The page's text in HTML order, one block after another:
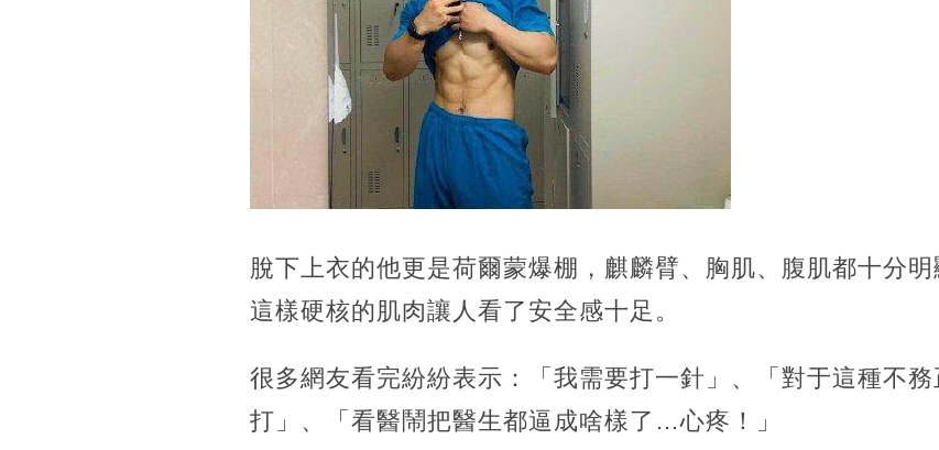
脫下上衣的他更是荷爾蒙爆棚，麒麟臂、胸肌、腹肌都十分明
這樣硬核的肌肉讓人看了安全感十足。
很多網友看完紛紛表示：「我需要打一針」、「對于這種不
打」、「看醫鬧把醫生都逼成啥樣了…心疼！」